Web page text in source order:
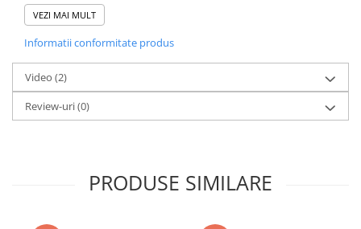
Atentie! Nuanta produsului poate diferi usor, in functie de
VEZI MAI MULT
Informatii conformitate produs
Video (2)
Review-uri(0)
PRODUSE SIMILARE